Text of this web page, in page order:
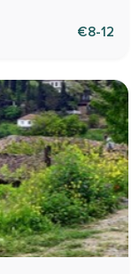
€8-12